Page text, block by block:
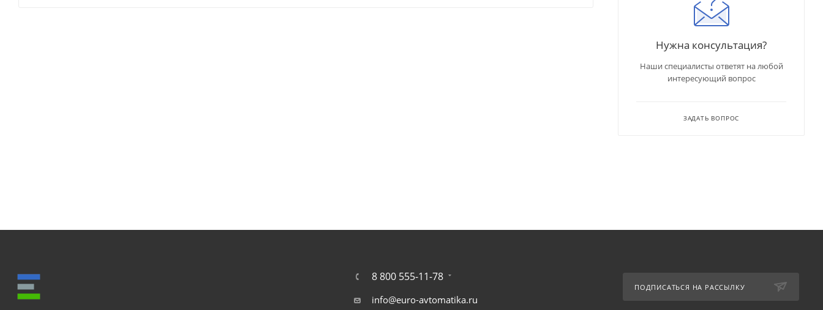
Нужна консультация?
Наши специалисты ответят на любой
интересующий вопрос
ЗАДАТЬ ВОПРОС
8 800 555-11-78
info@euro-avtomatika.ru
ПОДПИСАТЬСЯ НА РАССЫЛКУ